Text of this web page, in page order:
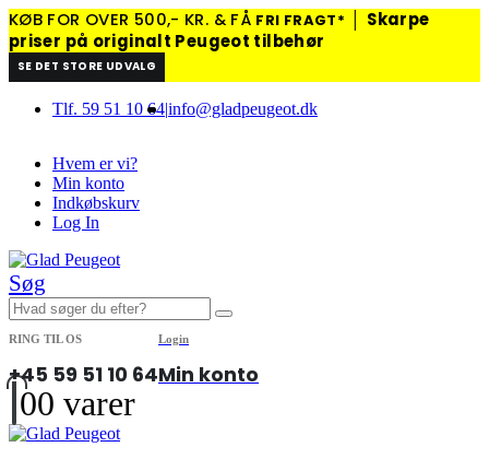
KØB FOR OVER 500,- KR. & FÅ FRI FRAGT*
Skarpe
priser på originalt Peugeot tilbehør
SE DET STORE UDVALG
Tlf. 59 51 10 64|info@gladpeugeot.dk
Hvem er vi?
Min konto
Indkøbskurv
Log In
Søg
RING TIL OS
+45 59 51 10 64
Login
Min konto
00 varer